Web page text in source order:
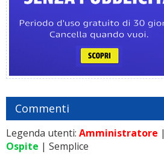
Commenti
Legenda utenti: Amministratore |
Ospite | Semplice